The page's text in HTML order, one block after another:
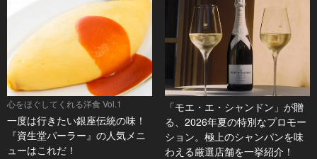
心をほぐしてくれる洋食 Vol.1
一度は行きたい銀座伝統の味！
『資生堂パーラー』の人気メニ
ューはこれだ！
「モエ・エ・シャンドン」が贈
る、2026年夏の特別なプロモー
ション。極上のシャンパンを味
わえる厳選店舗を一挙紹介！